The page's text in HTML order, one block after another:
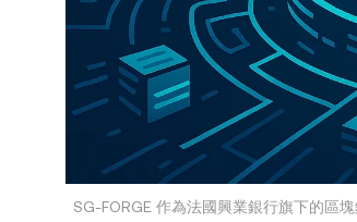
SG-FORGE 作為法國興業銀行旗下的區